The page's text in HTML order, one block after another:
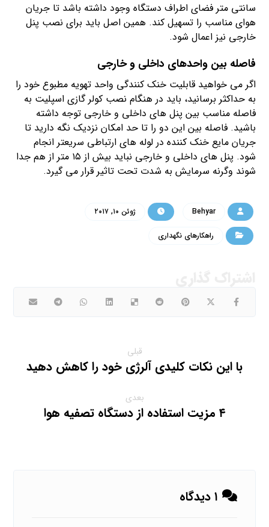
سانتی متر فضای اطراف دستگاه وجود داشته باشد تا جریان
هوای مناسب را تسهیل کند. همین اصل باید برای نصب پنل
خارجی نیز اعمال شود.
فاصله بین واحدهای داخلی و خارجی
اگر می خواهید قابلیت خنک کنندگی واحد تهویه مطبوع خود را
به حداکثر برسانید، باید در هنگام نصب کولر گازی اسپلیت به
فاصله مناسب بین پنل های داخلی و خارجی توجه داشته
باشید. فاصله بین این دو را تا حد امکان نزدیک نگه دارید تا
جریان مایع خنک کننده در لوله های ارتباطی سریعتر انجام
شود. پنل های داخلی و خارجی نباید بیش از ۱۵ متر از هم جدا
شوند وگرنه سرمایش به شدت تحت تاثیر قرار می گیرد.
Behyar ژوئن ۱۰, ۲۰۱۷
راهکارهای نگهداری
قبلی
با این نکات کلیدی آلرژی خود را کاهش دهید
بعدی
۴ مزیت استفاده از دستگاه تصفیه هوا
۱ دیدگاه